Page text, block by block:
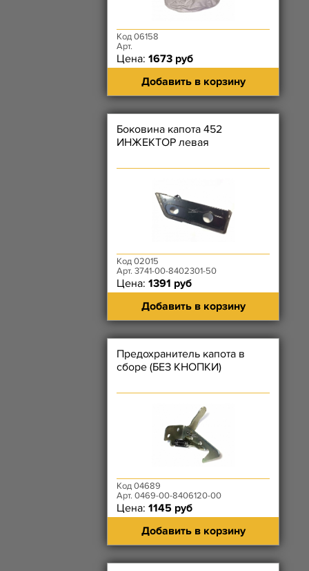
Код 06158
Арт.
Цена: 1673 руб
Добавить в корзину
Боковина капота 452
ИНЖЕКТОР левая
Код 02015
Арт. 3741-00-8402301-50
Цена: 1391 руб
Добавить в корзину
Предохранитель капота в
сборе (БЕЗ КНОПКИ)
Код 04689
Арт. 0469-00-8406120-00
Цена: 1145 руб
Добавить в корзину